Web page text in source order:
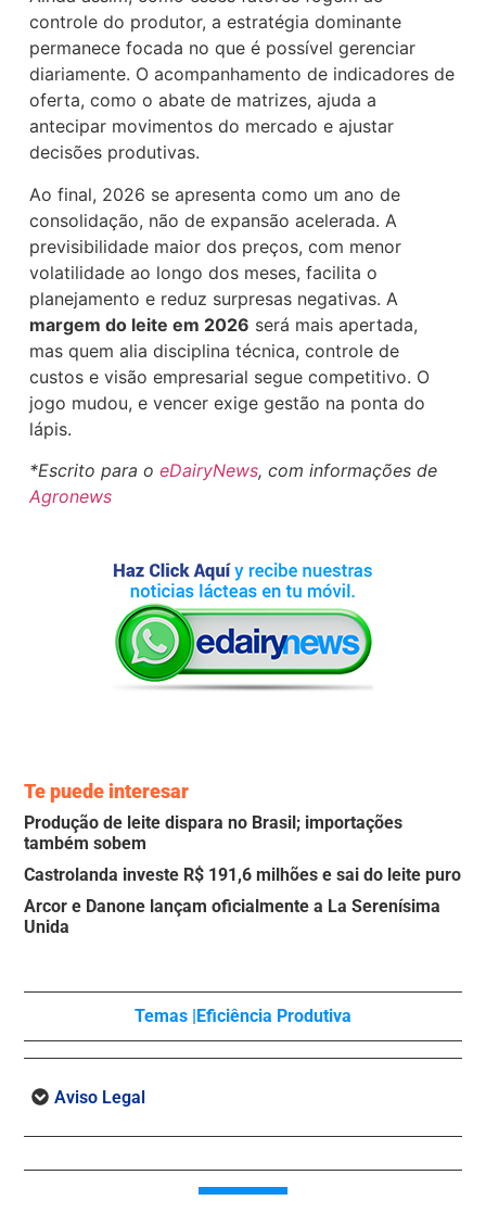
controle do produtor, a estratégia dominante
permanece focada no que é possível gerenciar
diariamente. O acompanhamento de indicadores de
oferta, como o abate de matrizes, ajuda a
antecipar movimentos do mercado e ajustar
decisões produtivas.
Ao final, 2026 se apresenta como um ano de
consolidação, não de expansão acelerada. A
previsibilidade maior dos preços, com menor
volatilidade ao longo dos meses, facilita o
planejamento e reduz surpresas negativas. A
margem do leite em 2026 será mais apertada,
mas quem alia disciplina técnica, controle de
custos e visão empresarial segue competitivo. O
jogo mudou, e vencer exige gestão na ponta do
lápis.
*Escrito para oeDairyNews, com informações de
Agronews
Te puede interesar
Produção de leite dispara no Brasil; importações
também sobem
Castrolanda investe R$ 191,6 milhões e sai do leite puro
Arcor e Danone lançam oficialmente a La Serenísima
Unida
Temas | Eficiência Produtiva
Aviso Legal